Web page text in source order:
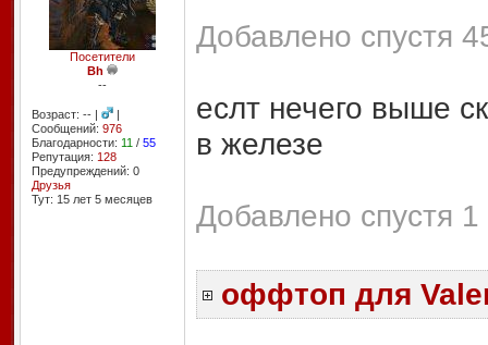
Посетители
Bh
--
Возраст: -- |
|
Сообщений: 976
Благодарности: 11 / 55
Репутация: 128
Предупреждений: 0
Друзья
Тут: 15 лет 5 месяцев
Добавлено спустя
еслт нечего выше
в железе
Добавлено спустя
оффтоп для